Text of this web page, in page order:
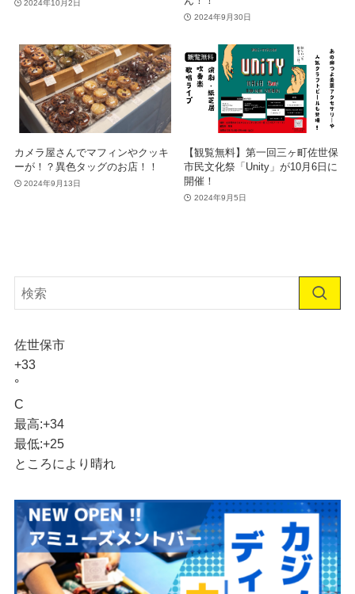
2024年10月2日
2024年9月30日
カメラ屋さんでマフィンやクッキ
ーが！？異色タッグのお店！！
2024年9月13日
【観覧無料】第一回三ヶ町佐世保
市民文化祭「Unity」が10月6日に
開催！
2024年9月5日
佐世保市
+33
°
C
最高:+34
最低:+25
ところにより晴れ